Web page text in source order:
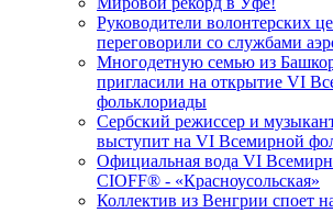
Руководители волонтерских
переговорили со службами
Многодетную семью из
пригласили на открытие VI
фольклориады
Сербский режиссер и
выступит на VI Всемирной
Официальная вода VI
CIOFF®️ - «Красноусольская»
Коллектив из Венгрии споет